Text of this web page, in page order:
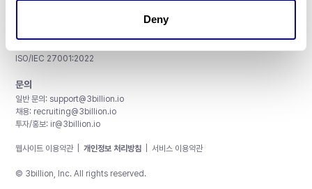
Deny
ISO/IEC 27001:2022
문의
일반 문의: support@3billion.io
채용: recruiting@3billion.io
투자/홍보: ir@3billion.io
웹사이트 이용약관 개인정보 처리방침 서비스 이용약관
© 3billion, Inc. All rights reserved.